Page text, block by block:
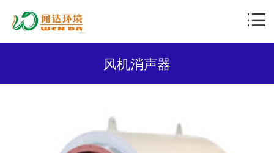
风机消声器